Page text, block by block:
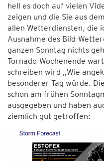
hell es doch auf vielen
zeigen und die Sie aus
allen Wetterdiensten, die
Ausnahme des Bild-
ganzen Sonntag nichts
Tornado-Wochenende
schreiben wird „Wie
besonderer Tag würde.
schon am frühen
ausgegeben und haben
ziemlich gut getroffen: